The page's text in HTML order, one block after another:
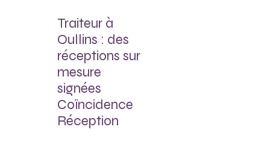
Traiteur à
Oullins : des
réceptions sur
mesure
signées
Coïncidence
Réception